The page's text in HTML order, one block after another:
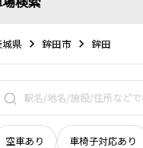
城県 鉾田市 鉾田
空車あり 車椅子対応あり